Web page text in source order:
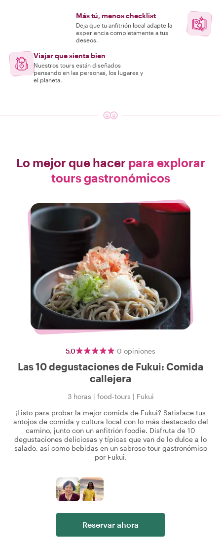
Más tú, menos checklist
Deja que tu anfitrión local adapte la
experiencia completamente a tus
deseos.
Viajar que sienta bien
Nuestros tours están diseñados
pensando en las personas, los lugares y
el planeta.
Lo mejor que hacer para explorar
tours gastronómicos
5.0 0 opiniones
Las 10 degustaciones de Fukui: Comida
callejera
3 horas | food-tours | Fukui
¡Listo para probar la mejor comida de Fukui? Satisface tus
antojos de comida y cultura local con lo más destacado del
camino, junto con un anfitrión foodie. Disfruta de 10
degustaciones deliciosas y típicas que van de lo dulce a lo
salado, así como bebidas en un sabroso tour gastronómico
por Fukui.
Reservar ahora